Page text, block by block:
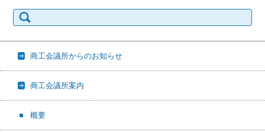
索:
商工会議所からのお知らせ
商工会議所案内
概要